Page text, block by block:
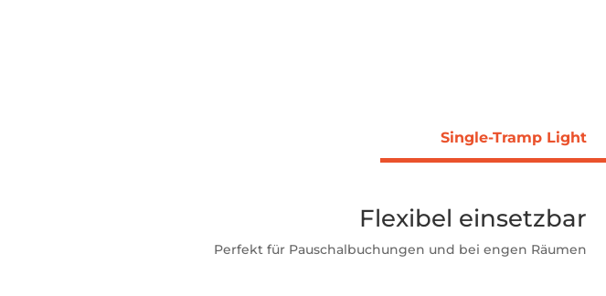
Single-Tramp Light
Flexibel einsetzbar
Perfekt für Pauschalbuchungen und bei engen Räumen